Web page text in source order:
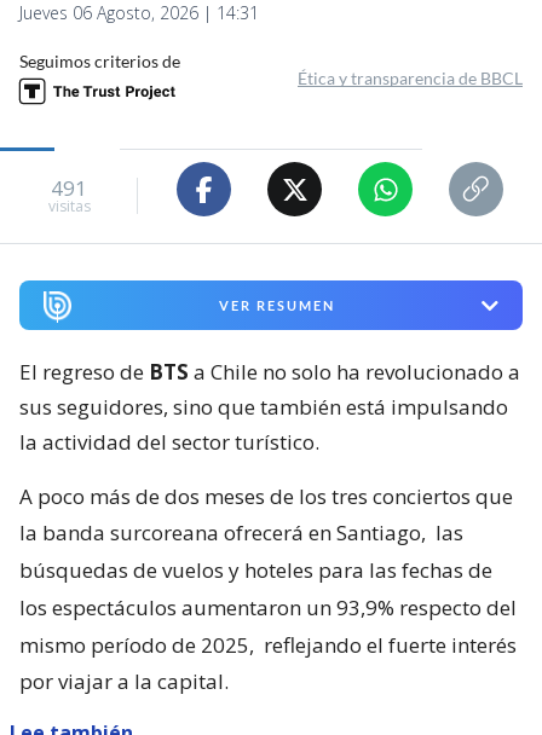
Jueves 06 Agosto, 2026 | 14:31
Seguimos criterios de
Ética y transparencia de BBCL
491
visitas
VER RESUMEN
El regreso de BTS a Chile no solo ha revolucionado a
sus seguidores, sino que también está impulsando
la actividad del sector turístico.
A poco más de dos meses de los tres conciertos que
la banda surcoreana ofrecerá en Santiago, las
búsquedas de vuelos y hoteles para las fechas de
los espectáculos aumentaron un 93,9% respecto del
mismo período de 2025, reflejando el fuerte interés
por viajar a la capital.